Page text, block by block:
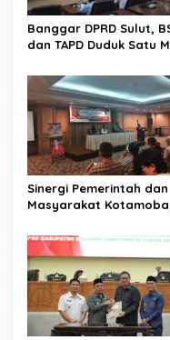
Banggar DPRD Sulut,
dan TAPD Duduk Satu
Rp30 Milyar ke BSG
Sinergi Pemerintah dan
Masyarakat
Golda Pinontoan